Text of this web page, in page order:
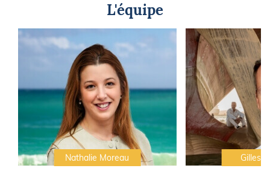
L'équipe
Nathalie Moreau Gilles